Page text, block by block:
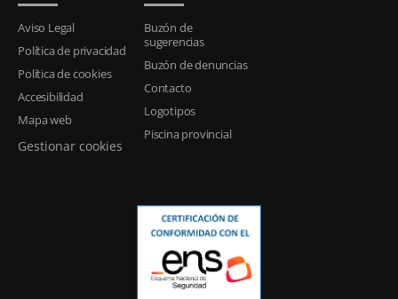
Aviso Legal
Política de privacidad
Política de cookies
Accesibilidad
Mapa web
Gestionar cookies
Buzón de
sugerencias
Buzón de denuncias
Contacto
Logotipos
Piscina provincial